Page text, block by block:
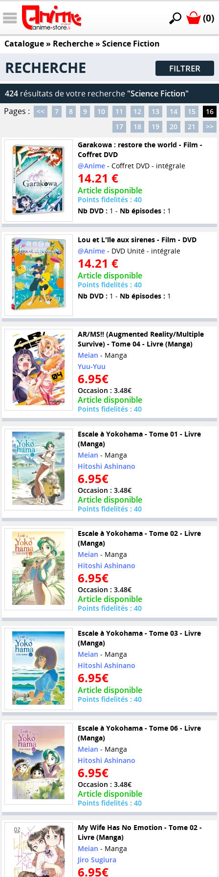
(0)
Catalogue» Recherche » Science Fiction
RECHERCHE FILTRER
424 résultats de votre recherche "Science Fiction"
Pages :
<< 7 8 9 10 11 12 13 14 15
16
17
18 19 20 21
>>
Garakowa : restore the world - Film -
Coffret DVD
@Anime- Coffret DVD - intégrale
14.21 €
Article disponible
Points fidelités : 40
Nb DVD : 1 - Nb épisodes : 1
Lou et L'île aux sirenes - Film - DVD
@Anime- DVD Unité - intégrale
14.21 €
Article disponible
Points fidelités : 40
Nb DVD : 1 - Nb épisodes : 1
AR/MS!! (Augmented Reality/Multiple
Survive) - Tome 04 - Livre (Manga)
Meian - Manga
Yuu-Yuu
6.95€
Occasion : 3.48€
Article disponible
Points fidelités : 40
Escale à Yokohama - Tome 01 - Livre
(Manga)
Meian - Manga
Hitoshi Ashinano
6.95€
Occasion : 3.48€
Article disponible
Points fidelités : 40
Escale à Yokohama - Tome 02 - Livre
(Manga)
Meian - Manga
Hitoshi Ashinano
6.95€
Occasion : 3.48€
Article disponible
Points fidelités : 40
Escale à Yokohama - Tome 03 - Livre
(Manga)
Meian - Manga
Hitoshi Ashinano
6.95€
Article disponible
Points fidelités : 40
Escale à Yokohama - Tome 06 - Livre
(Manga)
Meian - Manga
Hitoshi Ashinano
6.95€
Occasion : 3.48€
Article disponible
Points fidelités : 40
My Wife Has No Emotion - Tome 02 -
Livre (Manga)
Meian - Manga
Jiro Sugiura
6.95€